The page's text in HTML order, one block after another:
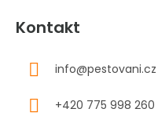
Kontakt
info@pestovani.cz
+420 775 998 260